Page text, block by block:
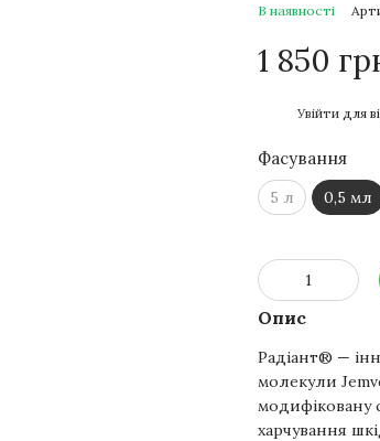
В наявності
1 850
Увійти для
Фасування
5 л 0,5 мл
Опис
Радіант® —
молекули
модифіковану
харчування